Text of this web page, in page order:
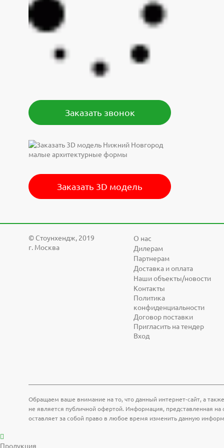
Заказать звонок
Заказать 3D модель
© Cтоунхендж, 2019
г. Москва
О нас
Дилерам
Партнерам
Доставка и оплата
Наши объекты/новости
Контакты
Политика
конфиденциальности
Договор поставки
Пригласить на тендер
Вход
Обращаем ваше внимание на то, что данный интернет-сайт, а
не является публичной офертой. Информация, представленная на
оставляет за собой право в любое время изменить данную
Продукция